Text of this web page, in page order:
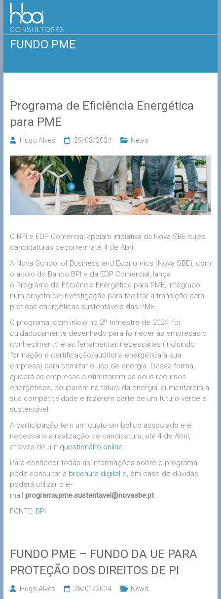
Skip
content
HBA
Consultores
FUNDO PME
Programa de Eficiência Energética
para PME
Hugo Alves 29/03/2024 News
O BPI e EDP Comercial apoiam iniciativa da Nova SBE cujas
candidaturas decorrem até 4 de Abril.
A Nova School of Business and Economics (Nova SBE), com
o apoio do Banco BPI e da EDP Comercial, lança
o Programa de Eficiência Energética para PME, integrado
num projeto de investigação para facilitar a transição para
práticas energéticas sustentáveis das PME.
O programa, com início no 2º trimestre de 2024, foi
cuidadosamente desenhado para fornecer às empresas o
conhecimento e as ferramentas necessárias (incluindo
formação e certificação/auditoria energética à sua
empresa) para otimizar o uso de energia. Dessa forma,
ajudará as empresas a otimizarem os seus recursos
energéticos, pouparem na fatura da energia, aumentarem a
sua competitividade e fazerem parte de um futuro verde e
sustentável.
A participação tem um custo simbólico associado e é
necessária a realização de candidatura, até 4 de Abril,
através de um questionário online.
Para conhecer todas as informações sobre o programa
pode consultar a brochura digital e, em caso de dúvidas
poderá utilizar o e-
mail programa.pme.sustentavel@novasbe.pt.
FONTE: BPI
FUNDO PME – FUNDO DA UE PARA
PROTEÇÃO DOS DIREITOS DE PI
Hugo Alves 28/01/2024 News